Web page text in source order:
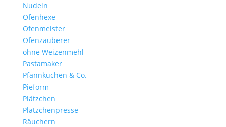
Nudeln
Ofenhexe
Ofenmeister
Ofenzauberer
ohne Weizenmehl
Pastamaker
Pfannkuchen & Co.
Pieform
Plätzchen
Plätzchenpresse
Räuchern